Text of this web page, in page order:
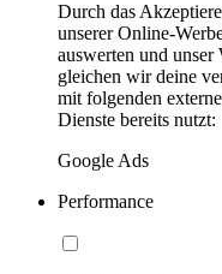
Durch das
unserer Online-
auswerten und unser
gleichen wir deine
mit folgenden
Dienste bereits nutzt:
Google Ads
Performance